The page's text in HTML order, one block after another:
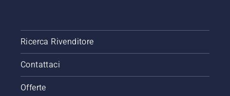
Ricerca Rivenditore
Contattaci
Offerte